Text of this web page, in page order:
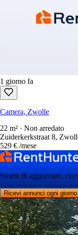
1 giorno fa
Camera, Zwolle
22 m² · Non arredato
Zuiderkerkstraat 8,
529 € /mese
Smetti di aggiornare,
Ricevi annunci ogni giorno